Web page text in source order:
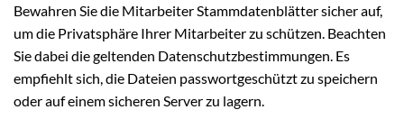
Bewahren Sie die Mitarbeiter Stammdatenblätter sicher auf,
um die Privatsphäre Ihrer Mitarbeiter zu schützen. Beachten
Sie dabei die geltenden Datenschutzbestimmungen. Es
empfiehlt sich, die Dateien passwortgeschützt zu speichern
oder auf einem sicheren Server zu lagern.